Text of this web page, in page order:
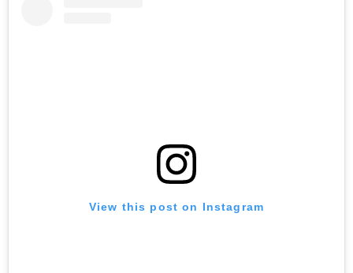
View this post on Instagram